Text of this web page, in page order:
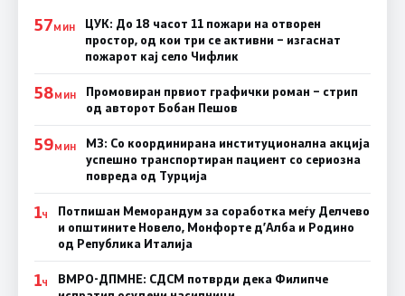
57МИН
ЦУК: До 18 часот 11 пожари на отворен
простор, од кои три се активни – изгаснат
пожарот кај село Чифлик
58МИН
Промовиран првиот графички роман – стрип
од авторот Бобан Пешов
59МИН
МЗ: Со координирана институционална акција
успешно транспортиран пациент со сериозна
повреда од Турција
1Ч
Потпишан Меморандум за соработка меѓу Делчево
и општините Новело, Монфорте д’Алба и Родино
од Република Италија
1Ч
ВМРО-ДПМНЕ: СДСM потврди дека Филипче